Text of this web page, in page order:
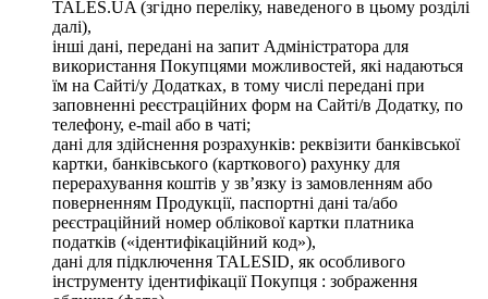
TALES.UA (згідно переліку, наведеного в цьому розділі
далі),
інші дані, передані на запит Адміністратора для
використання Покупцями можливостей, які надаються
їм на Сайті/у Додатках, в тому числі передані при
заповненні реєстраційних форм на Сайті/в Додатку, по
телефону, e-mail або в чаті;
дані для здійснення розрахунків: реквізити банківської
картки, банківського (карткового) рахунку для
перерахування коштів у зв’язку із замовленням або
поверненням Продукції, паспортні дані та/або
реєстраційний номер облікової картки платника
податків («ідентифікаційний код»),
дані для підключення TALESID, як особливого
інструменту ідентифікації Покупця : зображення